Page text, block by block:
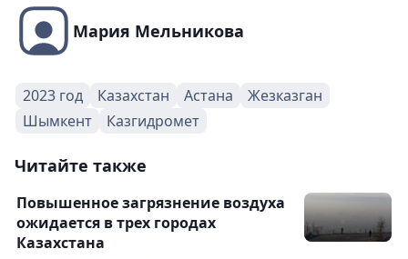
Мария Мельникова
2023 год Казахстан Астана
Жезказган
Шымкент
Казгидромет
Читайте также
Повышенное загрязнение воздуха
ожидается в трех городах
Казахстана